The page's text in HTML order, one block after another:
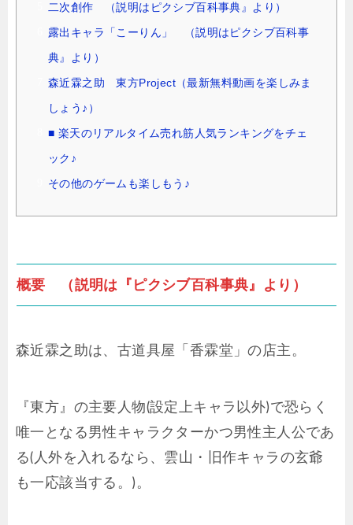
二次創作 （説明はピクシブ百科事典』より）
露出キャラ「こーりん」 （説明はピクシブ百科事
典』より）
森近霖之助 東方Project（最新無料動画を楽しみま
しょう♪）
■ 楽天のリアルタイム売れ筋人気ランキングをチェ
ック♪
その他のゲームも楽しもう♪
概要 （説明は『ピクシブ百科事典』より）
森近霖之助は、古道具屋「香霖堂」の店主。
『東方』の主要人物(設定上キャラ以外)で恐らく
唯一となる男性キャラクターかつ男性主人公であ
る(人外を入れるなら、雲山・旧作キャラの玄爺
も一応該当する。)。